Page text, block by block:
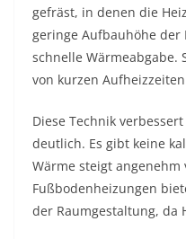
gefräst, in denen die
geringe Aufbauhöhe der
schnelle Wärmeabgabe.
von kurzen
Diese Technik
deutlich. Es gibt keine
Wärme steigt angenehm
Fußbodenheizungen
der Raumgestaltung, da